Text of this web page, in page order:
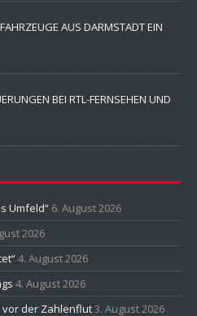
AUS DARMSTADT EIN
BEI RTL-FERNSEHEN UND
Umfeld“ 6. August 2026
2026
4. August 2026
4. August 2026
vor der Zahlenflut3. August 2026